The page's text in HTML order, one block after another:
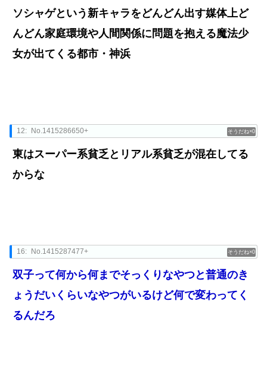
ソシャゲという新キャラをどんどん出す媒体上ど
んどん家庭環境や人間関係に問題を抱える魔法少
女が出てくる都市・神浜
0
12: No.1415286650+
東はスーパー系貧乏とリアル系貧乏が混在してる
からな
0
16: No.1415287477+
双子って何から何までそっくりなやつと普通のき
ょうだいくらいなやつがいるけど何で変わってく
るんだろ